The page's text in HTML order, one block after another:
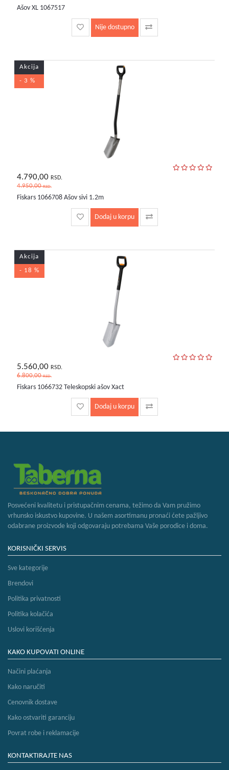
Ašov XL 1067517
Nije dostupno
Akcija
- 3 %
4.790,00 RSD.
4.950,00RSD.
Fiskars 1066708 Ašov sivi 1.2m
Dodaj u korpu
Akcija
- 18 %
5.560,00 RSD.
6.800,00RSD.
Fiskars 1066732 Teleskopski ašov Xact
Dodaj u korpu
Posvećeni kvalitetu i pristupačnim cenama, težimo da Vam pružimo
vrhunsko iskustvo kupovine. U našem asortimanu pronaći ćete pažljivo
odabrane proizvode koji odgovaraju potrebama Vaše porodice i doma.
KORISNIČKI SERVIS
Sve kategorije
Brendovi
Politika privatnosti
Politika kolačića
Uslovi korišćenja
KAKO KUPOVATI ONLINE
Načini plaćanja
Kako naručiti
Cenovnik dostave
Kako ostvariti garanciju
Povrat robe i reklamacije
KONTAKTIRAJTE NAS